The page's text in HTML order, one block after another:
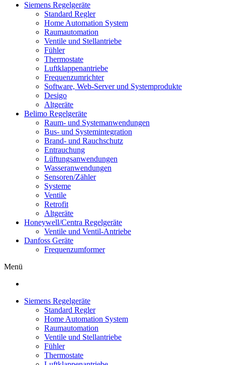
Siemens Regelgeräte
Standard Regler
Home Automation System
Raumautomation
Ventile und Stellantriebe
Fühler
Thermostate
Luftklappenantriebe
Frequenzumrichter
Software, Web-Server und Systemprodukte
Desigo
Altgeräte
Belimo Regelgeräte
Raum- und Systemanwendungen
Bus- und Systemintegration
Brand- und Rauchschutz
Entrauchung
Lüftungsanwendungen
Wasseranwendungen
Sensoren/Zähler
Systeme
Ventile
Retrofit
Altgeräte
Honeywell/Centra Regelgeräte
Ventile und Ventil-Antriebe
Danfoss Geräte
Frequenzumformer
Menü
Siemens Regelgeräte
Standard Regler
Home Automation System
Raumautomation
Ventile und Stellantriebe
Fühler
Thermostate